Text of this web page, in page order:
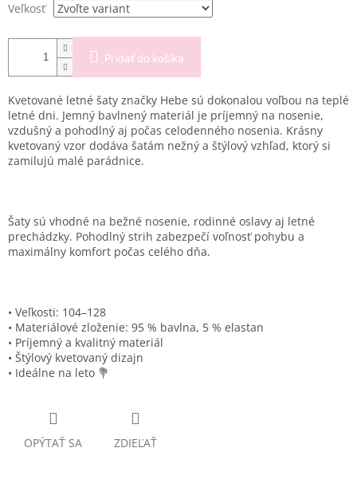
Veľkosť
Pridať do košíka
Kvetované letné šaty značky Hebe sú dokonalou voľbou na teplé
letné dni. Jemný bavlnený materiál je príjemný na nosenie,
vzdušný a pohodlný aj počas celodenného nosenia. Krásny
kvetovaný vzor dodáva šatám nežný a štýlový vzhľad, ktorý si
zamilujú malé parádnice.
Šaty sú vhodné na bežné nosenie, rodinné oslavy aj letné
prechádzky. Pohodlný strih zabezpečí voľnosť pohybu a
maximálny komfort počas celého dňa.
• Veľkosti: 104–128
• Materiálové zloženie: 95 % bavlna, 5 % elastan
• Príjemný a kvalitný materiál
• Štýlový kvetovaný dizajn
• Ideálne na leto 💐
OPÝTAŤ SA ZDIEĽAŤ